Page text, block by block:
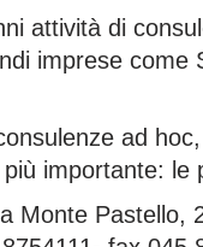
attività di
imprese come
ad
importante: le
Monte Pastello,